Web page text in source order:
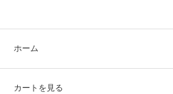
ホーム
カートを見る